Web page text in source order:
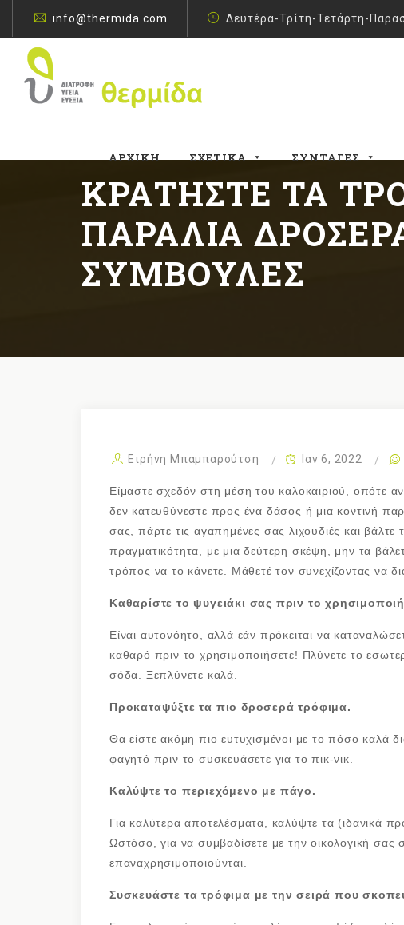
info@thermida.com Δευτέρα-Τρίτη-Τετάρτη-
ΑΡΧΙΚΉ ΣΧΕΤΙΚΆ ΣΥΝΤΑΓΈΣ
ΚΡΑΤΉΣΤΕ ΤΑ
ΠΑΡΑΛΊΑ
ΣΥΜΒΟΥΛΈΣ
Ειρήνη Μπαμπαρούτση Ιαν 6, 2022
Είμαστε σχεδόν στη μέση του καλοκαιριού, οπότε αν
δεν κατευθύνεστε προς ένα δάσος ή μια κοντινή
σας, πάρτε τις αγαπημένες σας λιχουδιές και βάλτε
πραγματικότητα, με μια δεύτερη σκέψη, μην τα
τρόπος να το κάνετε. Μάθετέ τον συνεχίζοντας να
Καθαρίστε το ψυγειάκι σας πριν το
Είναι αυτονόητο, αλλά εάν πρόκειται να
καθαρό πριν το χρησιμοποιήσετε! Πλύνετε το
σόδα. Ξεπλύνετε καλά.
Προκαταψύξτε τα πιο δροσερά τρόφιμα.
Θα είστε ακόμη πιο ευτυχισμένοι με το πόσο καλά
φαγητό πριν το συσκευάσετε για το πικ-νικ.
Καλύψτε το περιεχόμενο με πάγο.
Για καλύτερα αποτελέσματα, καλύψτε τα (ιδανικά
Ωστόσο, για να συμβαδίσετε με την οικολογική σας
επαναχρησιμοποιούνται.
Συσκευάστε τα τρόφιμα με την σειρά που